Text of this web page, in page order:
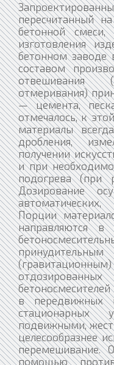
пересчитанный
бетонной
изготовления
бетонном заводе
составом
отмеривания)
— цемента,
отмечалось, к
материалы
дробления,
получении
и при
подогрева (при
Дозирование
Порции
направляются в
в
стационарных
подвижными,
целесообразнее
перемешивание.
помощью